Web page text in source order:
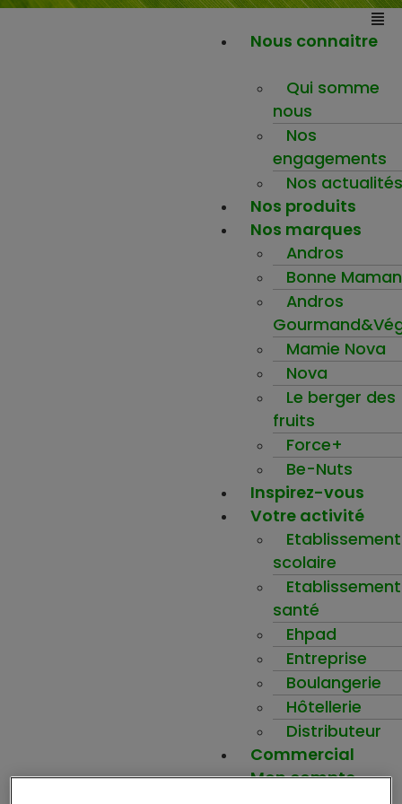
Nous connaitre
Qui somme
nous
Nos
engagements
Nos actualités
Nos produits
Nos marques
Andros
Bonne Maman
Andros
Mamie Nova
Nova
Le berger des
fruits
Force+
Be-Nuts
Inspirez-vous
Votre activité
Etablissement
scolaire
santé
Ehpad
Entreprise
Boulangerie
Hôtellerie
Distributeur
Commercial
Mon compte